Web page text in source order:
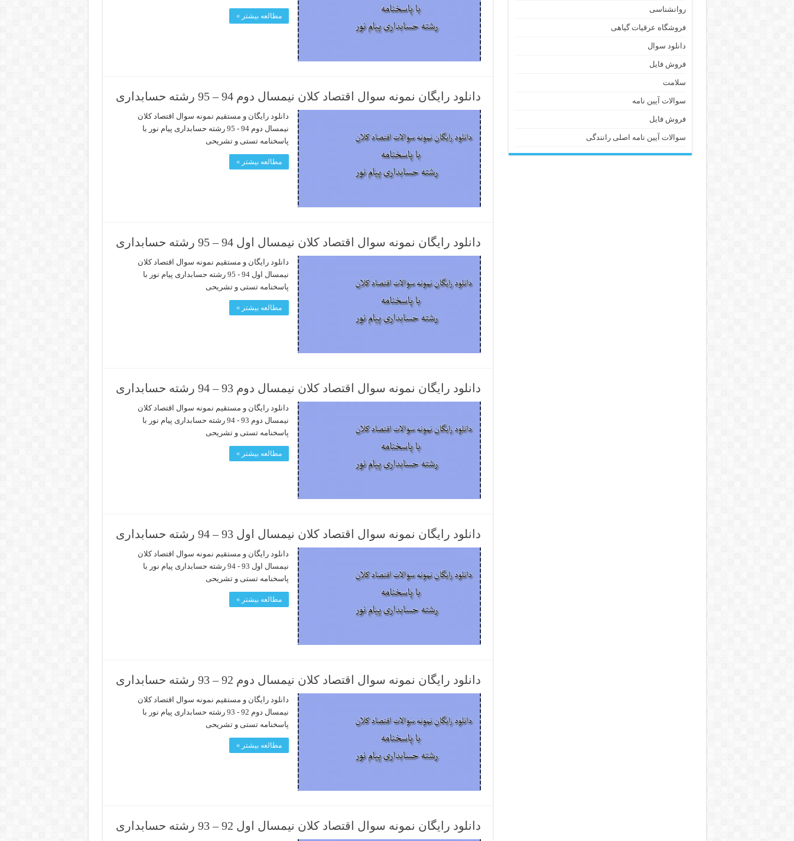
مطالعه بیشتر »
دانلود رایگان نمونه سوال اقتصاد کلان نیمسال دوم 94 – 95 رشته حسابداری
دانلود رایگان و مستقیم نمونه سوال اقتصاد کلان
نیمسال دوم 94 - 95 رشته حسابداری پیام نور با
پاسخنامه تستی و تشریحی
مطالعه بیشتر »
دانلود رایگان نمونه سوال اقتصاد کلان نیمسال اول 94 – 95 رشته حسابداری
دانلود رایگان و مستقیم نمونه سوال اقتصاد کلان
نیمسال اول 94 - 95 رشته حسابداری پیام نور با
پاسخنامه تستی و تشریحی
مطالعه بیشتر »
دانلود رایگان نمونه سوال اقتصاد کلان نیمسال دوم 93 – 94 رشته حسابداری
دانلود رایگان و مستقیم نمونه سوال اقتصاد کلان
نیمسال دوم 93 - 94 رشته حسابداری پیام نور با
پاسخنامه تستی و تشریحی
مطالعه بیشتر »
دانلود رایگان نمونه سوال اقتصاد کلان نیمسال اول 93 – 94 رشته حسابداری
دانلود رایگان و مستقیم نمونه سوال اقتصاد کلان
نیمسال اول 93 - 94 رشته حسابداری پیام نور با
پاسخنامه تستی و تشریحی
مطالعه بیشتر »
دانلود رایگان نمونه سوال اقتصاد کلان نیمسال دوم 92 – 93 رشته حسابداری
دانلود رایگان و مستقیم نمونه سوال اقتصاد کلان
نیمسال دوم 92 - 93 رشته حسابداری پیام نور با
پاسخنامه تستی و تشریحی
مطالعه بیشتر »
دانلود رایگان نمونه سوال اقتصاد کلان نیمسال اول 92 – 93 رشته حسابداری
روانشناسی
فروشگاه عرقیات گیاهی
دانلود سوال
فروش فایل
سلامت
سوالات آیین نامه
فروش فایل
سوالات آیین نامه اصلی رانندگی